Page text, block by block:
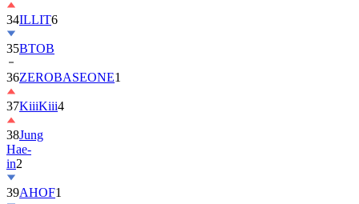
34ILLIT6
35BTOB
36ZEROBASEONE1
37KiiiKiii4
38Jung
Hae-
in2
39AHOF1